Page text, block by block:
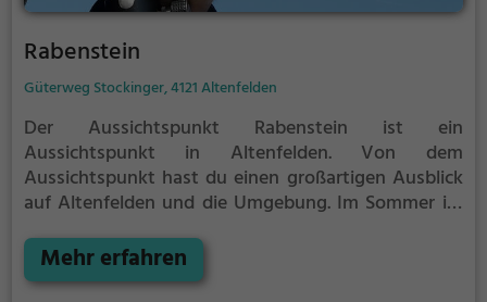
Rabenstein
Güterweg Stockinger, 4121 Altenfelden
Der Aussichtspunkt Rabenstein ist ein
Aussichtspunkt in Altenfelden. Von dem
Aussichtspunkt hast du einen großartigen Ausblick
auf Altenfelden und die Umgebung. Im Sommer ist
Ausflugsziel für Familienausflüge, Wanderungen
oder zum Picknicken und lockt an warmen und
Mehr erfahren